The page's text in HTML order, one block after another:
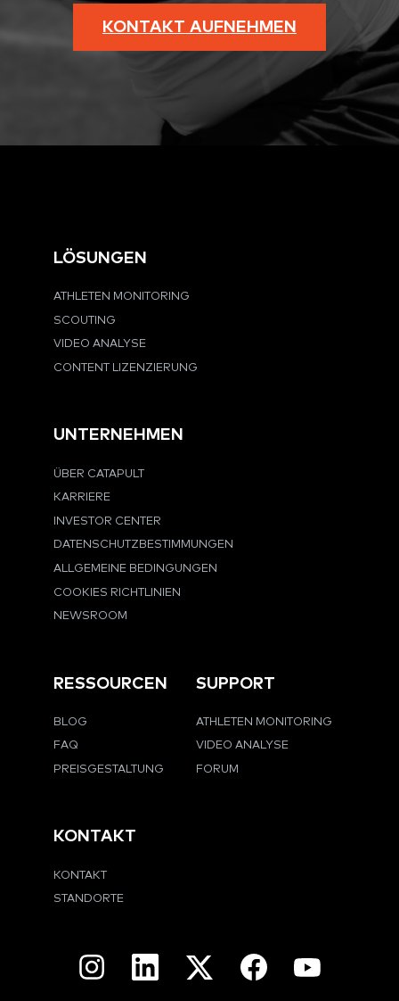
KONTAKT AUFNEHMEN
LÖSUNGEN
ATHLETEN MONITORING
SCOUTING
VIDEO ANALYSE
CONTENT LIZENZIERUNG
UNTERNEHMEN
ÜBER CATAPULT
KARRIERE
INVESTOR CENTER
DATENSCHUTZBESTIMMUNGEN
ALLGEMEINE BEDINGUNGEN
COOKIES RICHTLINIEN
NEWSROOM
RESSOURCEN
BLOG
FAQ
PREISGESTALTUNG
SUPPORT
ATHLETEN MONITORING
VIDEO ANALYSE
FORUM
KONTAKT
KONTAKT
STANDORTE